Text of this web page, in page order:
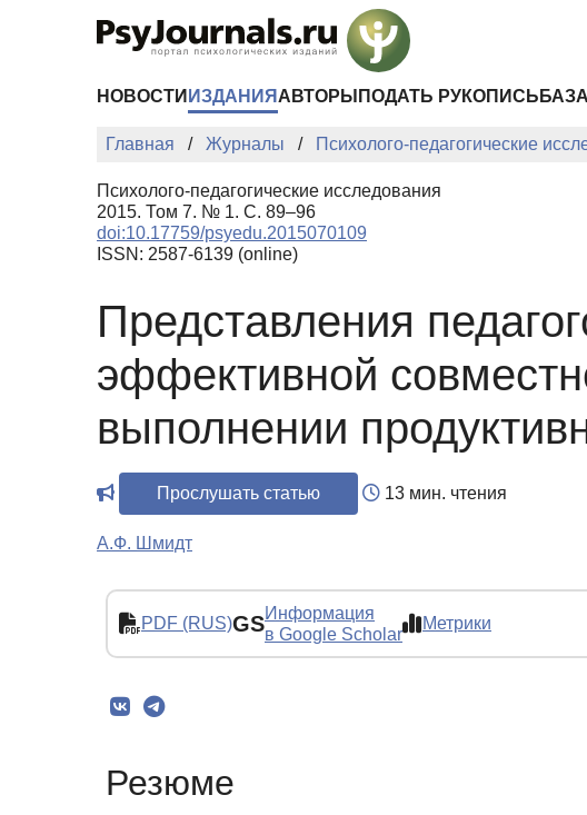
НОВОСТИ ИЗДАНИЯ АВТОРЫ ПОДАТЬ РУКОПИСЬ
Главная Журналы Психолого-педагогические
Психолого-педагогические исследования
2015. Том 7. № 1. С. 89–96
doi:10.17759/psyedu.2015070109
ISSN: 2587-6139 (online)
Представления
эффективной
выполнении
Прослушать статью 13 мин. чтения
А.Ф. Шмидт
PDF (RUS)GSИнформация
в Google Scholar
Метрики
Резюме